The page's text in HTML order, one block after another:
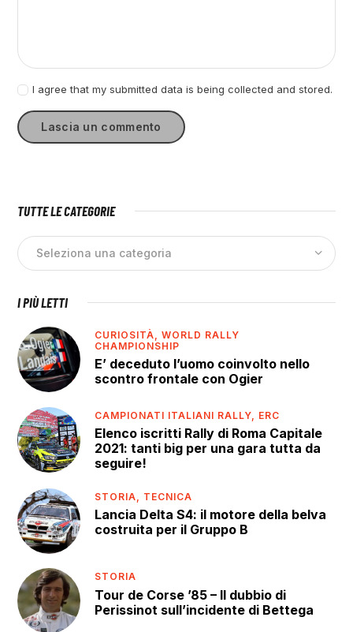
I agree that my submitted data is being collected and stored.
TUTTE LE CATEGORIE
I PIÙ LETTI
CURIOSITÀ,WORLD RALLY
CHAMPIONSHIP
E’ deceduto l’uomo coinvolto nello
scontro frontale con Ogier
CAMPIONATI ITALIANI RALLY, ERC
Elenco iscritti Rally di Roma Capitale
2021: tanti big per una gara tutta da
seguire!
STORIA, TECNICA
Lancia Delta S4: il motore della belva
costruita per il Gruppo B
STORIA
Tour de Corse ’85 – Il dubbio di
Perissinot sull’incidente di Bettega